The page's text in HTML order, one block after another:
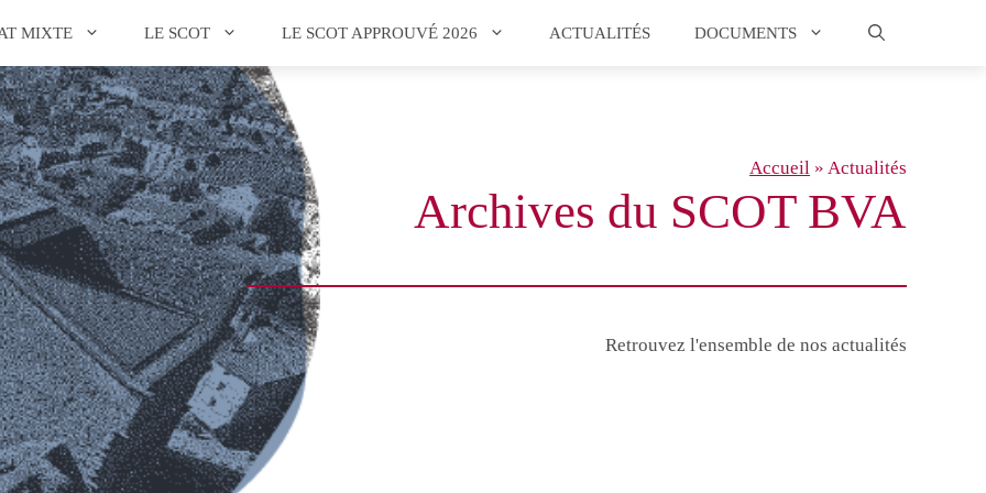
MIXTE LE SCOT LE SCOT APPROUVÉ 2026 ACTUALITÉS DOCUMENTS
Accueil » Actualités
Archives du SCOT BVA
Retrouvez l'ensemble de nos actualités